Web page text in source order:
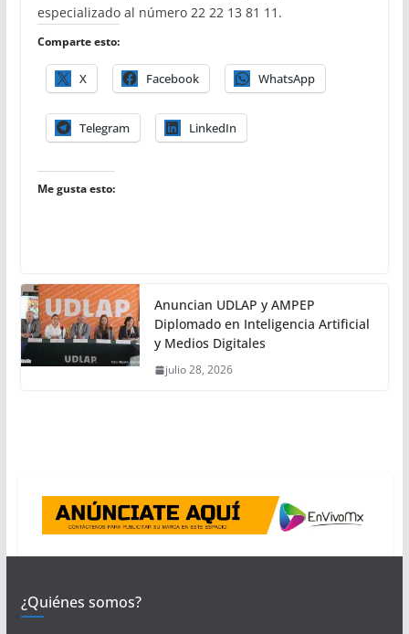
especializado al número 22 22 13 81 11.
Comparte esto:
X Facebook WhatsApp
Telegram LinkedIn
Me gusta esto:
Anuncian UDLAP y AMPEP
Diplomado en Inteligencia Artificial
y Medios Digitales
julio 28, 2026
¿Quiénes somos?